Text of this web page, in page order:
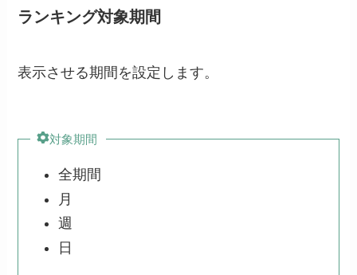
ランキング対象期間
表示させる期間を設定します。
対象期間
全期間
月
週
日